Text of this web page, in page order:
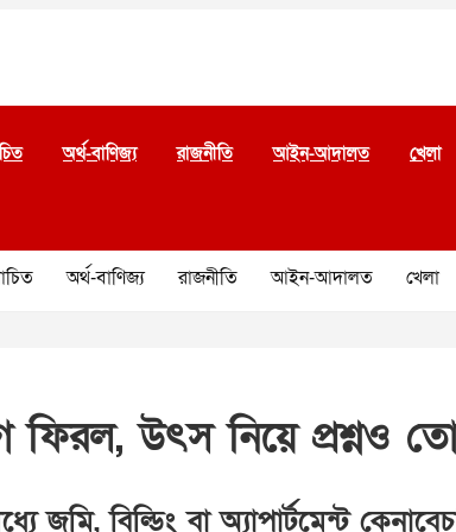
অর্থ-বাণিজ্য রাজনীতি আইন-আদালত খেলা
অর্থ-বাণিজ্য রাজনীতি আইন-আদালত খেলা
উৎস নিয়ে প্রশ্নও
বিল্ডিং বা অ্যাপার্টমেন্ট